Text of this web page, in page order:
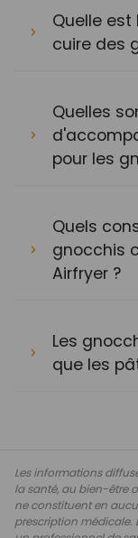
Quelle
cuire des
Quelles
pour les
Quels
gnocchis
Airfryer ?
Les
que les
Les informations
la santé, au bien-être
ne constituent en
prescription médicale.